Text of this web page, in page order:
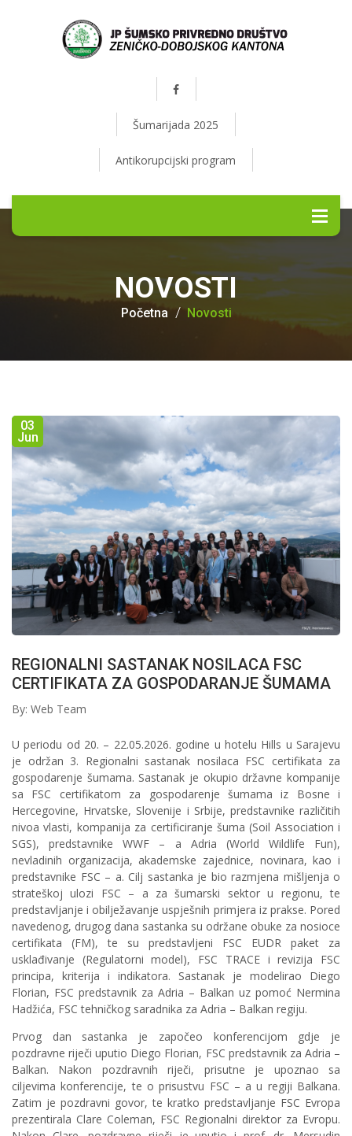
Šumarijada 2025
Antikorupcijski program
NOVOSTI
Početna Novosti
03
Jun
REGIONALNI SASTANAK NOSILACA FSC
CERTIFIKATA ZA GOSPODARANJE ŠUMAMA
By: Web Team
U periodu od 20. – 22.05.2026. godine u hotelu Hills u Sarajevu
je održan 3. Regionalni sastanak nosilaca FSC certifikata za
gospodarenje šumama. Sastanak je okupio državne kompanije
sa FSC certifikatom za gospodarenje šumama iz Bosne i
Hercegovine, Hrvatske, Slovenije i Srbije, predstavnike različitih
nivoa vlasti, kompanija za certificiranje šuma (Soil Association i
SGS), predstavnike WWF – a Adria (World Wildlife Fun),
nevladinih organizacija, akademske zajednice, novinara, kao i
predstavnike FSC – a. Cilj sastanka je bio razmjena mišljenja o
strateškoj ulozi FSC – a za šumarski sektor u regionu, te
predstavljanje i obilježavanje uspješnih primjera iz prakse. Pored
navedenog, drugog dana sastanka su održane obuke za nosioce
certifikata (FM), te su predstavljeni FSC EUDR paket za
usklađivanje (Regulatorni model), FSC TRACE i revizija FSC
principa, kriterija i indikatora. Sastanak je modelirao Diego
Florian, FSC predstavnik za Adria – Balkan uz pomoć Nermina
Hadžića, FSC tehničkog saradnika za Adria – Balkan regiju.
Prvog dan sastanka je započeo konferencijom gdje je
pozdravne riječi uputio Diego Florian, FSC predstavnik za Adria –
Balkan. Nakon pozdravnih riječi, prisutne je upoznao sa
ciljevima konferencije, te o prisustvu FSC – a u regiji Balkana.
Zatim je pozdravni govor, te kratko predstavljanje FSC Evropa
prezentirala Clare Coleman, FSC Regionalni direktor za Evropu.